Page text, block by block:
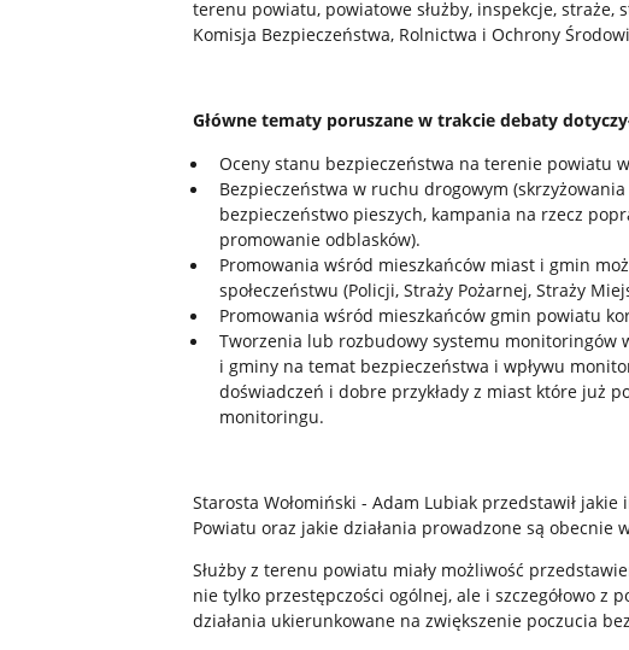
terenu powiatu, powiatowe służby, inspekcje, straże,
Komisja Bezpieczeństwa, Rolnictwa i Ochrony
Główne tematy poruszane w trakcie debaty
Oceny stanu bezpieczeństwa na terenie powiatu
Bezpieczeństwa w ruchu drogowym
bezpieczeństwo pieszych, kampania na rzecz
promowanie odblasków).
Promowania wśród mieszkańców miast i gmin
społeczeństwu (Policji, Straży Pożarnej, Straży
Promowania wśród mieszkańców gmin powiatu
Tworzenia lub rozbudowy systemu monitoringów
i gminy na temat bezpieczeństwa i wpływu
doświadczeń i dobre przykłady z miast które już
monitoringu.
Starosta Wołomiński - Adam Lubiak przedstawił
Powiatu oraz jakie działania prowadzone są obecnie
Służby z terenu powiatu miały możliwość
nie tylko przestępczości ogólnej, ale i szczegółowo z
działania ukierunkowane na zwiększenie poczucia